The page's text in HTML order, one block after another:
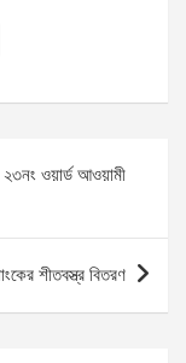
২৩নং ওয়ার্ড আওয়ামী
শীতবস্ত্র বিতরণ